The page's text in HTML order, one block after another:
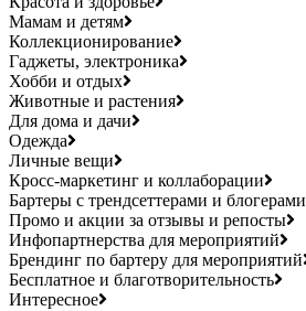
Мамам и детям
Коллекционирование
Гаджеты, электроника
Хобби и отдых
Животные и растения
Для дома и дачи
Одежда
Личные вещи
Кросс-маркетинг и коллаборации
Бартеры с трендсеттерами и блогерами
Промо и акции за отзывы и репосты
Инфопартнерства для мероприятий
Брендинг по бартеру для мероприятий
Бесплатное и благотворительность
Интересное